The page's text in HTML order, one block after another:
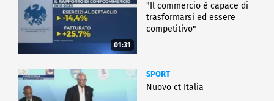
01:31
"Il commercio è capace di
trasformarsi ed essere
competitivo"
SPORT
Nuovo ct Italia